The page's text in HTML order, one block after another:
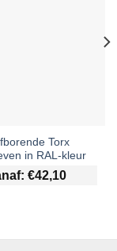
Torx
in RAL-kleur
€42,10